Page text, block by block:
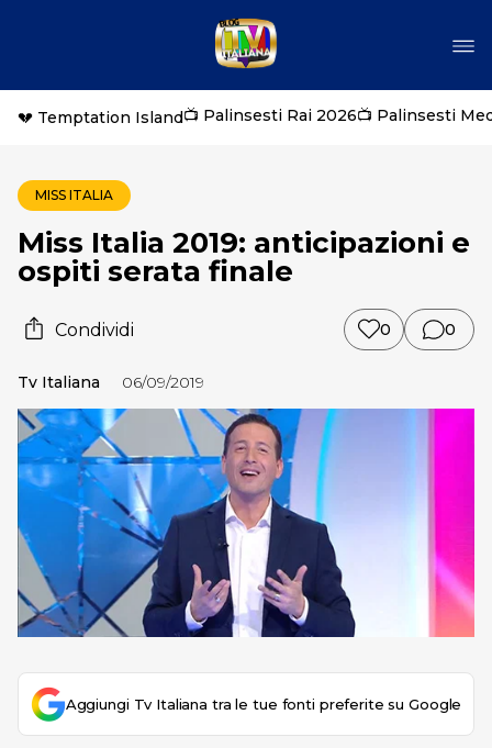
💔 Temptation Island📺 Palinsesti Rai 2026📺 Palinsesti
MISS ITALIA
Miss Italia 2019: anticipazioni e
ospiti serata finale
Condividi 0 0
Tv Italiana 06/09/2019
Aggiungi Tv Italiana tra le tue fonti preferite su Google